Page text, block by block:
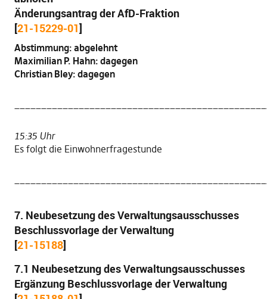
Änderungsantrag der AfD-Fraktion
[21-15229-01]
Abstimmung: abgelehnt
Maximilian P. Hahn: dagegen
Christian Bley: dagegen
15:35 Uhr
Es folgt die Einwohnerfragestunde
7. Neubesetzung des Verwaltungsausschusses
Beschlussvorlage der Verwaltung
[21-15188]
7.1 Neubesetzung des Verwaltungsausschusses
Ergänzung Beschlussvorlage der Verwaltung